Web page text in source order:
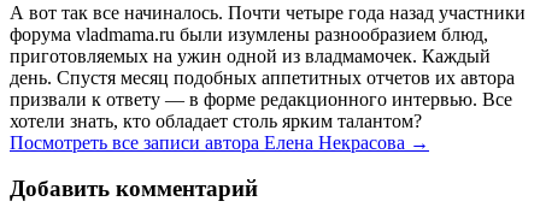
А вот так все начиналось. Почти четыре года назад участники
форума vladmama.ru были изумлены разнообразием блюд,
приготовляемых на ужин одной из владмамочек. Каждый
день. Спустя месяц подобных аппетитных отчетов их автора
призвали к ответу — в форме редакционного интервью. Все
хотели знать, кто обладает столь ярким талантом?
Посмотреть все записи автора Елена Некрасова →
Добавить комментарий